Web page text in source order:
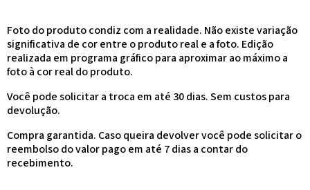
Foto do produto condiz com a realidade. Não existe variação
significativa de cor entre o produto real e a foto. Edição
realizada em programa gráfico para aproximar ao máximo a
foto à cor real do produto.
Você pode solicitar a troca em até 30 dias. Sem custos para
devolução.
Compra garantida. Caso queira devolver você pode solicitar o
reembolso do valor pago em até 7 dias a contar do
recebimento.